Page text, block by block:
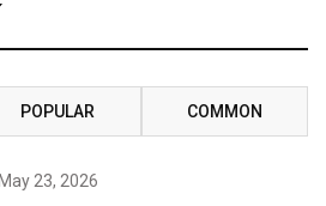
POPULAR COMMON
May 23, 2026